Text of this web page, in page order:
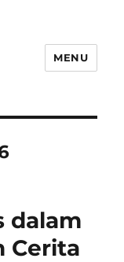
MENU
dalam
Cerita